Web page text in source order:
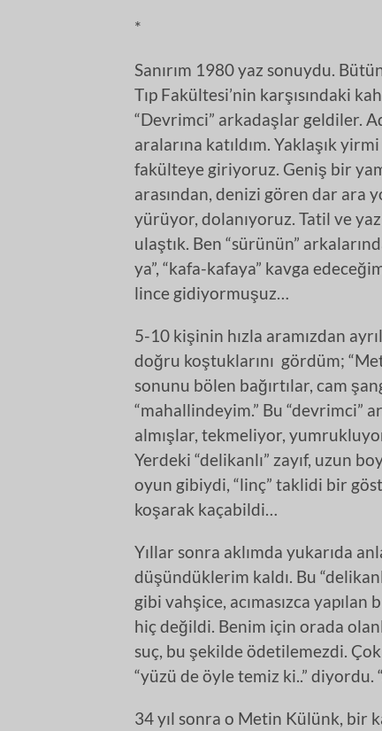
*
Sanırım 1980 yaz sonuydu.
Tıp Fakültesi’nin karşısındaki
“Devrimci” arkadaşlar geldiler.
aralarına katıldım. Yaklaşık
fakülteye giriyoruz. Geniş bir
arasından, denizi gören dar ara
yürüyor, dolanıyoruz. Tatil ve yaz
ulaştık. Ben “sürünün”
ya”, “kafa-kafaya” kavga
lince gidiyormuşuz…
5-10 kişinin hızla aramızdan
doğru koştuklarını gördüm;
sonunu bölen bağırtılar, cam
“mahallindeyim.” Bu “devrimci”
almışlar, tekmeliyor,
Yerdeki “delikanlı” zayıf, uzun
oyun gibiydi, “linç” taklidi bir
koşarak kaçabildi…
Yıllar sonra aklımda yukarıda
düşündüklerim kaldı. Bu
gibi vahşice, acımasızca yapılan
hiç değildi. Benim için orada
suç, bu şekilde ödetilemezdi.
“yüzü de öyle temiz ki..” diyordu.
34 yıl sonra o Metin Külünk, bir